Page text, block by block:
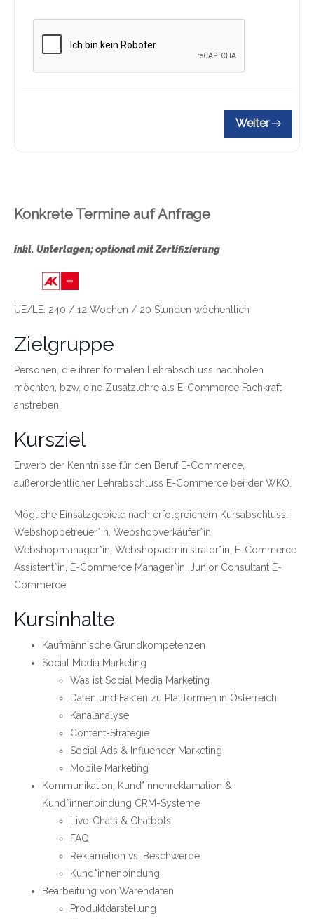
Konkrete Termine auf Anfrage
inkl. Unterlagen; optional mit Zertifizierung
UE/LE: 240 / 12 Wochen / 20 Stunden wöchentlich
Zielgruppe
Personen, die ihren formalen Lehrabschluss nachholen
möchten, bzw. eine Zusatzlehre als E-Commerce Fachkraft
anstreben.
Kursziel
Erwerb der Kenntnisse für den Beruf E-Commerce,
außerordentlicher Lehrabschluss E-Commerce bei der WKO.
Mögliche Einsatzgebiete nach erfolgreichem Kursabschluss:
Webshopbetreuer*in, Webshopverkäufer*in,
Webshopmanager*in, Webshopadministrator*in, E-Commerce
Assistent*in, E-Commerce Manager*in, Junior Consultant E-
Commerce
Kursinhalte
Kaufmännische Grundkompetenzen
Social Media Marketing
Was ist Social Media Marketing
Daten und Fakten zu Plattformen in Österreich
Kanalanalyse
Content-Strategie
Social Ads & Influencer Marketing
Mobile Marketing
Kommunikation, Kund*innenreklamation &
Kund*innenbindung CRM-Systeme
Live-Chats & Chatbots
FAQ
Reklamation vs. Beschwerde
Kund*innenbindung
Bearbeitung von Warendaten
Produktdarstellung
Weiter